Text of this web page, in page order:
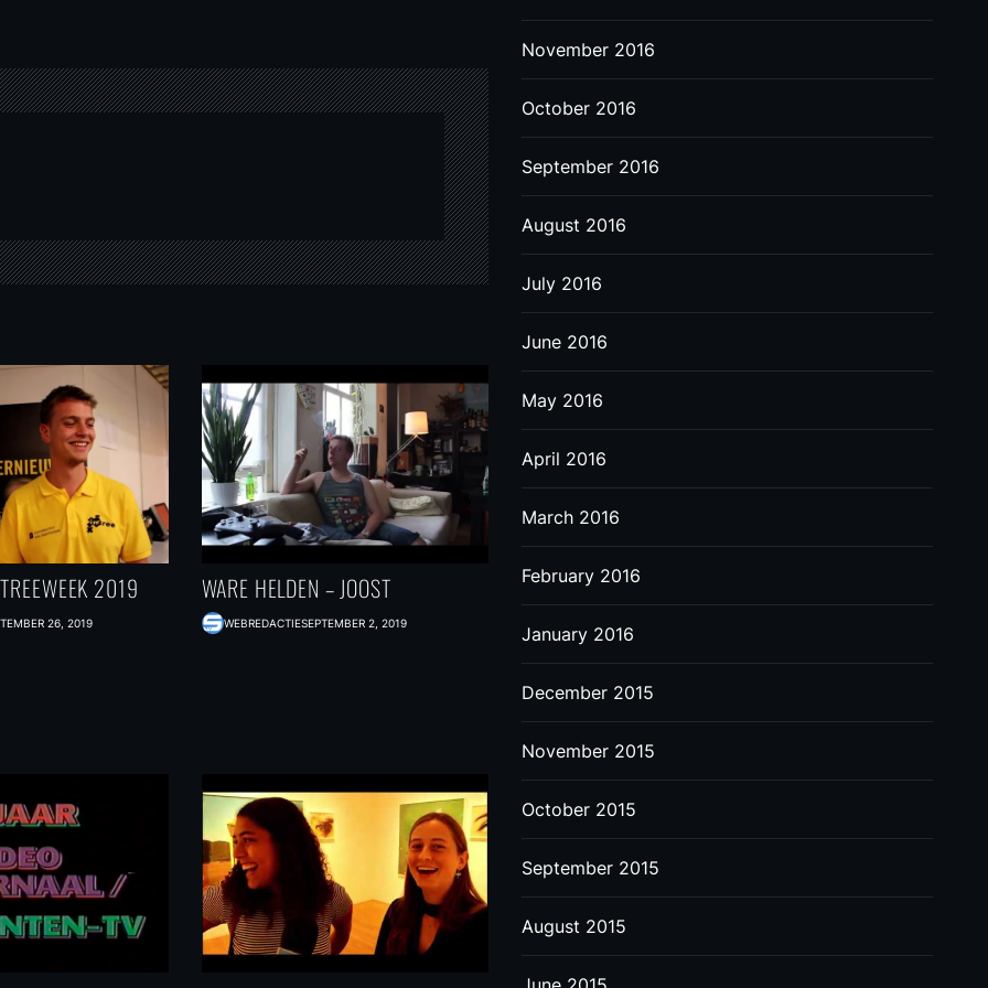
2019
26, 2019
WARE HELDEN – JOOST
WEBREDACTIESEPTEMBER 2, 2019
November 2016
October 2016
September 2016
August 2016
July 2016
June 2016
May 2016
April 2016
March 2016
February 2016
January 2016
December 2015
November 2015
October 2015
September 2015
August 2015